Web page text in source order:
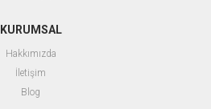
KURUMSAL
Hakkımızda
İletişim
Blog